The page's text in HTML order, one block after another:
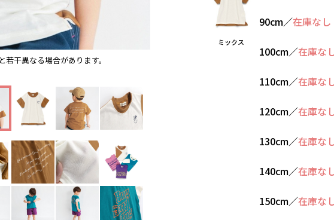
干異なる場合があります。
ミックス
90cm／在庫なし
100cm／在庫な
110cm／在庫な
120cm／在庫な
130cm／在庫な
140cm／在庫な
150cm／在庫な